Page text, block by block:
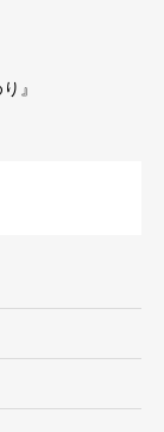
』